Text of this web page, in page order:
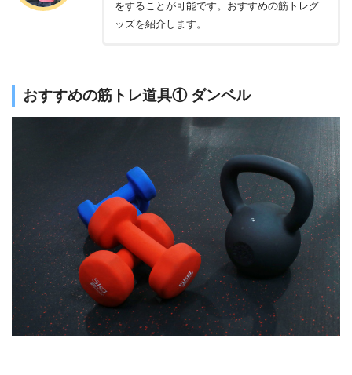
をすることが可能です。おすすめの筋トレグ
ッズを紹介します。
おすすめの筋トレ道具① ダンベル